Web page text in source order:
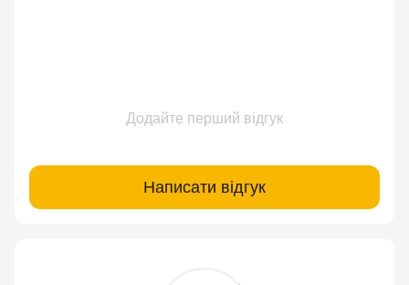
Додайте перший відгук
Написати відгук